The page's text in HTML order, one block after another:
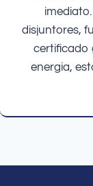
disjuntores,
certificado
energia,